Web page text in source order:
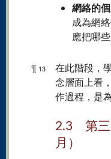
網絡的
成為網
應把哪
¶ 13
在此階段，
念層面上看
作過程，是
2.3 第三
月）